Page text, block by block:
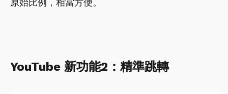
原始比例，相當方便。
YouTube 新功能2：精準跳轉